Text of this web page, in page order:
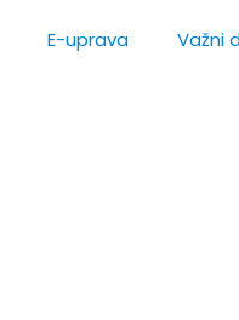
E-uprava Važni